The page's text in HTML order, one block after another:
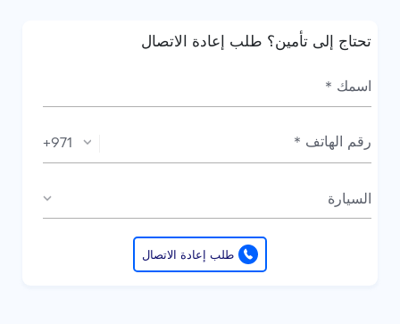
تحتاج إلى تأمين؟ طلب إعادة الاتصال
+971
السيارة
طلب إعادة الاتصال